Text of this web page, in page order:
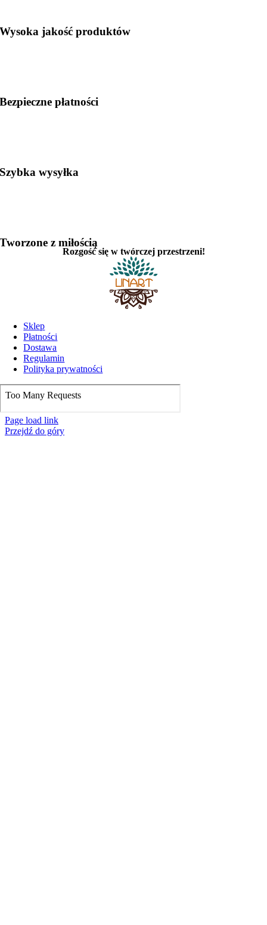
Wysoka jakość produktów
Bezpieczne płatności
Szybka wysyłka
Tworzone z miłością
Rozgość się w twórczej przestrzeni!
Sklep
Płatności
Dostawa
Regulamin
Polityka prywatności
Page load link
Przejdź do góry